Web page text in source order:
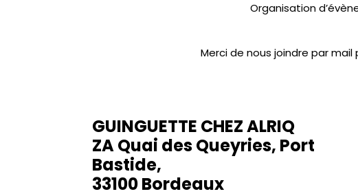
Organisation
Merci de nous joindre par
GUINGUETTE CHEZ ALRIQ
ZA Quai des Queyries, Port
Bastide,
33100 Bordeaux